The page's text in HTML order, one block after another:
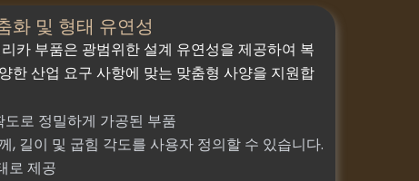
화 및 형태 유연성
카 부품은 광범위한 설계 유연성을 제공하여 복
한 산업 요구 사항에 맞는 맞춤형 사양을 지원합
로 정밀하게 가공된 부품
, 길이 및 굽힘 각도를 사용자 정의할 수 있습니다.
로 제공